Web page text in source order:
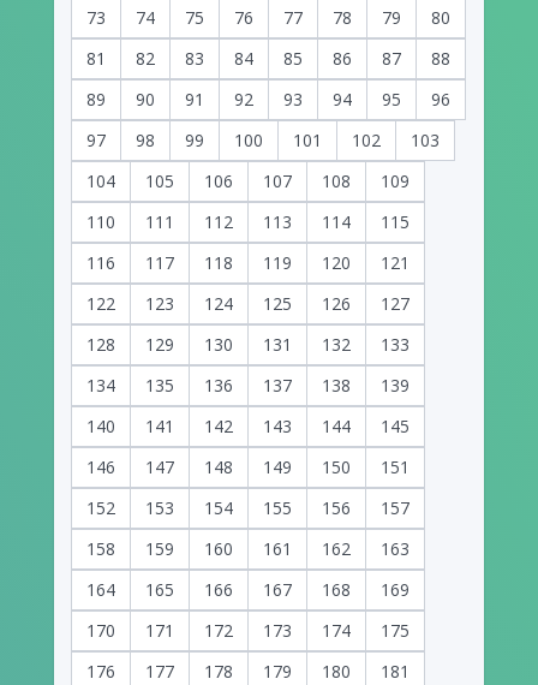
73
74 75 76 77 78 79
80
81
82 83 84 85 86 87
88
89
90 91 92 93 94 95
96
97
98 99 100 101 102
103
104
105 106 107 108
109
110
111 112 113 114
115
116
117 118 119 120
121
122
123 124 125 126
127
128
129 130 131 132
133
134
135 136 137 138
139
140
141 142 143 144
145
146
147 148 149 150
151
152
153 154 155 156
157
158
159 160 161 162
163
164
165 166 167 168
169
170
171 172 173 174
175
176
177 178 179 180
181